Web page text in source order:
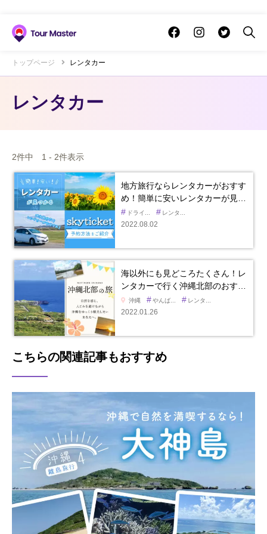
トップページ レンタカー
レンタカー
2件中 1 - 2件表示
地方旅行ならレンタカーがおすす
め！簡単に安いレンタカーが見…
# ドライ... # レンタ...
2022.08.02
海以外にも見どころたくさん！レ
ンタカーで行く沖縄北部のおす…
沖縄 #やんば... # レンタ...
2022.01.26
こちらの関連記事もおすすめ